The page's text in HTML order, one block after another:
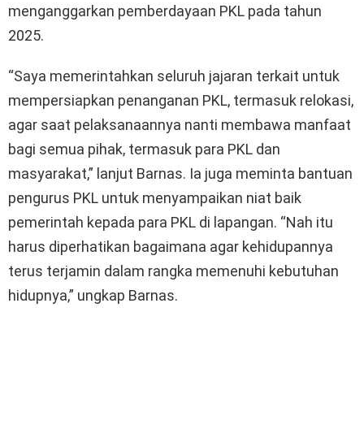
menganggarkan pemberdayaan PKL pada tahun
2025.
“Saya memerintahkan seluruh jajaran terkait untuk
mempersiapkan penanganan PKL, termasuk relokasi,
agar saat pelaksanaannya nanti membawa manfaat
bagi semua pihak, termasuk para PKL dan
masyarakat,” lanjut Barnas. Ia juga meminta bantuan
pengurus PKL untuk menyampaikan niat baik
pemerintah kepada para PKL di lapangan. “Nah itu
harus diperhatikan bagaimana agar kehidupannya
terus terjamin dalam rangka memenuhi kebutuhan
hidupnya,” ungkap Barnas.